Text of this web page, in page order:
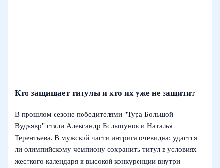
Кто защищает титулы и кто их уже не защитит
В прошлом сезоне победителями "Тура Большой
Вудъявр" стали Александр Большунов и Наталья
Терентьева. В мужской части интрига очевидна: удастся
ли олимпийскому чемпиону сохранить титул в условиях
жесткого календаря и высокой конкуренции внутри